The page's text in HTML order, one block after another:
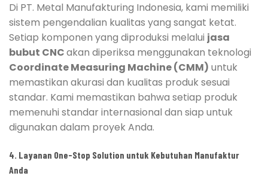
Di PT. Metal Manufakturing Indonesia, kami memiliki
sistem pengendalian kualitas yang sangat ketat.
Setiap komponen yang diproduksi melalui jasa
bubut CNCakan diperiksa menggunakan teknologi
Coordinate Measuring Machine (CMM) untuk
memastikan akurasi dan kualitas produk sesuai
standar. Kami memastikan bahwa setiap produk
memenuhi standar internasional dan siap untuk
digunakan dalam proyek Anda.
4. Layanan One-Stop Solution untuk Kebutuhan Manufaktur
Anda